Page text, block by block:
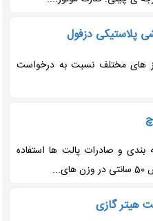
پلاستیکی دزفول
های مختلف نسبت به درخواست
و صادرات پالت ها استفاده
هیتر گازی